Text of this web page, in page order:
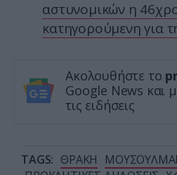
αστυνομικών η
κατηγορούμενη για
Ακολουθήστε το
Google News και
τις ειδήσεις
TAGS: ΘΡΑΚΗ